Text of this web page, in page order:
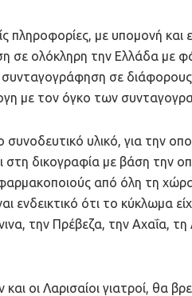
με υπομονή και
σε ολόκληρη την Ελλάδα με
συνταγογράφηση σε
με τον όγκο των
υλικό, για την
στη δικογραφία με βάση την
από όλη τη
ενδεικτικό ότι το κύκλωμα
την Πρέβεζα, την Αχαΐα, τη
οι Λαρισαίοι γιατροί, θα